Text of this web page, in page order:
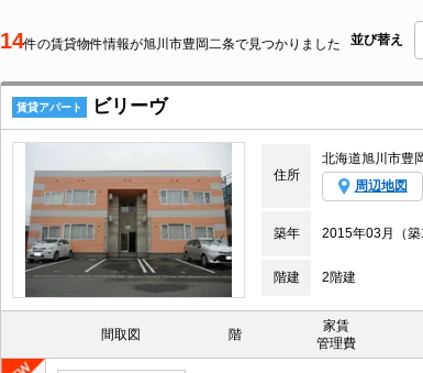
14件の賃貸物件情報が旭川市豊岡二条で見つかりました 並び替え
賃貸アパート ビリーヴ
住所
北海道旭川市豊
周辺地図
築年
2015年03月（築
階建 2階建
間取図 階
家賃
管理費